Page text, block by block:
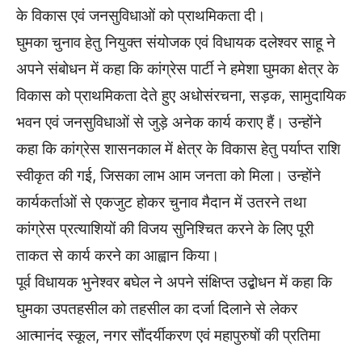
के विकास एवं जनसुविधाओं को प्राथमिकता दी।
घुमका चुनाव हेतु नियुक्त संयोजक एवं विधायक दलेश्वर साहू ने
अपने संबोधन में कहा कि कांग्रेस पार्टी ने हमेशा घुमका क्षेत्र के
विकास को प्राथमिकता देते हुए अधोसंरचना, सड़क, सामुदायिक
भवन एवं जनसुविधाओं से जुड़े अनेक कार्य कराए हैं। उन्होंने
कहा कि कांग्रेस शासनकाल में क्षेत्र के विकास हेतु पर्याप्त राशि
स्वीकृत की गई, जिसका लाभ आम जनता को मिला। उन्होंने
कार्यकर्ताओं से एकजुट होकर चुनाव मैदान में उतरने तथा
कांग्रेस प्रत्याशियों की विजय सुनिश्चित करने के लिए पूरी
ताकत से कार्य करने का आह्वान किया।
पूर्व विधायक भुनेश्वर बघेल ने अपने संक्षिप्त उद्बोधन में कहा कि
घुमका उपतहसील को तहसील का दर्जा दिलाने से लेकर
आत्मानंद स्कूल, नगर सौंदर्यीकरण एवं महापुरुषों की प्रतिमा